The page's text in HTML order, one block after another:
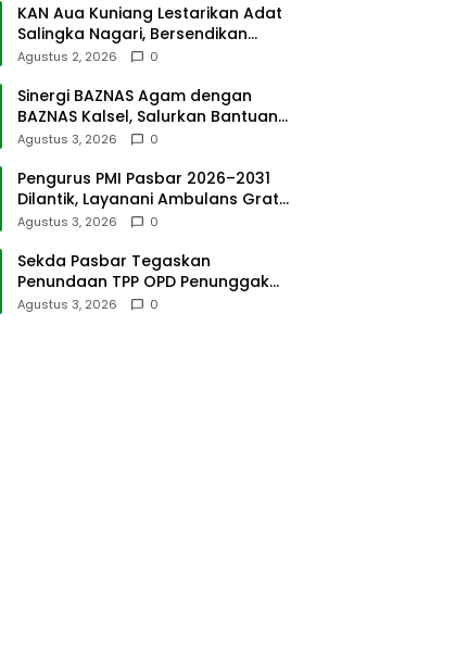
KAN Aua Kuniang Lestarikan Adat
Salingka Nagari, Bersendikan
Kitabullah
Agustus 2, 2026 0
Sinergi BAZNAS Agam dengan
BAZNAS Kalsel, Salurkan Bantuan
Bencana Alam
Agustus 3, 2026 0
Pengurus PMI Pasbar 2026–2031
Dilantik, Layanani Ambulans Gratis
ke Padang
Agustus 3, 2026 0
Sekda Pasbar Tegaskan
Penundaan TPP OPD Penunggak
Pajak Kendaraan Dinas
Agustus 3, 2026 0